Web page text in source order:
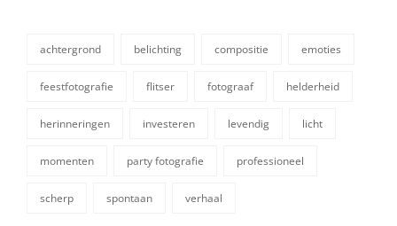
achtergrond belichting compositie emoties
feestfotografie flitser fotograaf helderheid
herinneringen investeren levendig licht
momenten party fotografie professioneel
scherp spontaan verhaal